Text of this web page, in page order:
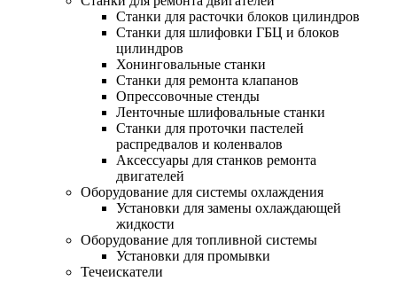
Станки для расточки блоков цилиндров
Станки для шлифовки ГБЦ и блоков
цилиндров
Хонинговальные станки
Станки для ремонта клапанов
Опрессовочные стенды
Ленточные шлифовальные станки
Станки для проточки пастелей
распредвалов и коленвалов
Аксессуары для станков ремонта
двигателей
Оборудование для системы охлаждения
Установки для замены охлаждающей
жидкости
Оборудование для топливной системы
Установки для промывки
Течеискатели